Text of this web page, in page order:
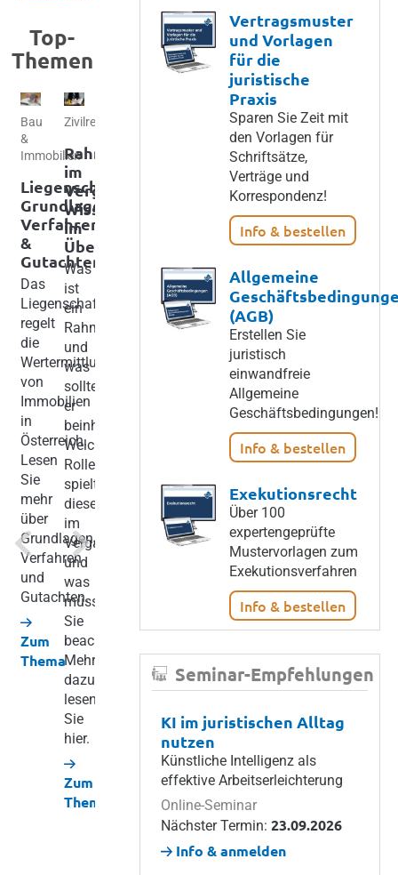
Top-
Themen
Previous Next
Bau
&
Immobilien
Liegenschaftsbewertungsgesetz:
Grundlagen,
Verfahren
&
Gutachten
Das
Liegenschaftsbewertungsgesetz
regelt
die
Wertermittlung
von
Immobilien
in
Österreich.
Lesen
Sie
mehr
über
Grundlagen,
Verfahren
und
Gutachten.
Zum
Thema
Zivilrecht
Rahmenvertrag
im
Vergaberecht:
Wissenswertes
im
Überblick
Was
ist
ein
Rahmenvertrag
und
was
sollte
er
beinhalten?
Welche
Rolle
spielt
dieser
im
Vergaberecht
und
was
müssen
Sie
beachten?
Mehr
dazu
lesen
Sie
hier.
Zum
Thema
Kündigung
Antworten
schriftlich
abgeschlossen
Mietvertrags
beachtet
Wertsicherung
Mietverträgen
jetzt
ein
Unternehmen
Die
WEKA
ab
jetzt
ein
Unternehmen
FORUM
MEDIA
GROUP:
Alle
Neuerungen
und
Vorteile
Immobilien
Bauvertrag
Wichtige
Fakten
Überblick
Beim
Bauvertrag
handelt
Werkvertrag.
das
Vertragsverhältnis
zwischen
Auftraggeber
Auftragnehmer.
Auch
die
ÖNORM
2110
spielt
eine
Rolle.
Zum
Vertragsmuster
und Vorlagen
für die
juristische
Praxis
Sparen Sie Zeit mit
den Vorlagen für
Schriftsätze,
Verträge und
Korrespondenz!
Info & bestellen
Allgemeine
(AGB)
Erstellen Sie
juristisch
einwandfreie
Allgemeine
Geschäftsbedingungen!
Info & bestellen
Exekutionsrecht
Über 100
expertengeprüfte
Mustervorlagen zum
Exekutionsverfahren
Info & bestellen
Seminar-Empfehlungen
KI im juristischen Alltag
nutzen
Künstliche Intelligenz als
effektive Arbeitserleichterung
Online-Seminar
Nächster Termin: 23.09.2026
Info & anmelden